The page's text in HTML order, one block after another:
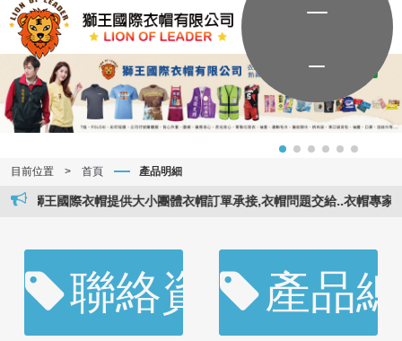
目前位置 > 首頁 產品明細
王國際衣帽提供大小團體衣帽訂單承接,衣帽問題交給..衣帽專家..。
聯絡資訊 產品